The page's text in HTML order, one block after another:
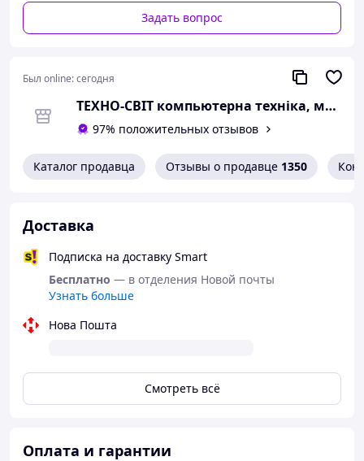
Задать вопрос
Был online:сегодня
ТЕХНО-СВІТ компьютерна техніка, мобільні аксесуари, електронна техніка та багато іншого.
97% положительных отзывов
Каталог продавца Отзывы о продавце 1350
Доставка
Подписка на доставку Smart
Бесплатно — в отделения Новой почты
Узнать больше
Нова Пошта
Смотреть всё
Оплата и гарантии